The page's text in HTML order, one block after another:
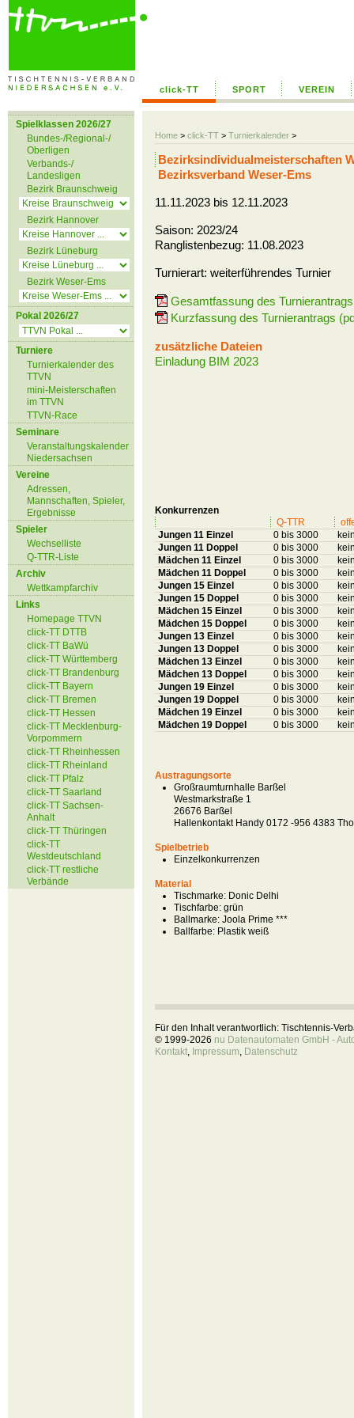
click-TT SPORT VEREIN
Home > click-TT > Turnierkalender >
Spielklassen 2026/27
Bundes-/Regional-/
Oberligen
Verbands-/
Landesligen
Bezirk Braunschweig
Bezirk Hannover
Bezirk Lüneburg
Bezirk Weser-Ems
Pokal 2026/27
Turniere
Turnierkalender des
TTVN
mini-Meisterschaften
im TTVN
TTVN-Race
Seminare
Veranstaltungskalender
Niedersachsen
Vereine
Adressen,
Mannschaften, Spieler,
Ergebnisse
Spieler
Wechselliste
Q-TTR-Liste
Archiv
Wettkampfarchiv
Links
Homepage TTVN
click-TT DTTB
click-TT BaWü
click-TT Württemberg
click-TT Brandenburg
click-TT Bayern
click-TT Bremen
click-TT Hessen
click-TT Mecklenburg-
Vorpommern
click-TT Rheinhessen
click-TT Rheinland
click-TT Pfalz
click-TT Saarland
click-TT Sachsen-
Anhalt
click-TT Thüringen
click-TT
Westdeutschland
click-TT restliche
Verbände
Bezirksindividualmeisterschaften
Bezirksverband Weser-Ems
11.11.2023 bis 12.11.2023
Saison: 2023/24
Ranglistenbezug: 11.08.2023
Turnierart: weiterführendes Turnier
Gesamtfassung des
Kurzfassung des Turnierantrags
zusätzliche Dateien
Einladung BIM 2023
Konkurrenzen
Q-TTR
Jungen 11 Einzel
0 bis 3000
Jungen 11 Doppel
0 bis 3000
Mädchen 11 Einzel
0 bis 3000
Mädchen 11 Doppel
0 bis 3000
Jungen 15 Einzel
0 bis 3000
Jungen 15 Doppel
0 bis 3000
Mädchen 15 Einzel
0 bis 3000
Mädchen 15 Doppel
0 bis 3000
Jungen 13 Einzel
0 bis 3000
Jungen 13 Doppel
0 bis 3000
Mädchen 13 Einzel
0 bis 3000
Mädchen 13 Doppel
0 bis 3000
Jungen 19 Einzel
0 bis 3000
Jungen 19 Doppel
0 bis 3000
Mädchen 19 Einzel
0 bis 3000
Mädchen 19 Doppel
0 bis 3000
Austragungsorte
Großraumturnhalle Barßel
Westmarkstraße 1
26676 Barßel
Hallenkontakt Handy 0172 -956 4383
Spielbetrieb
Einzelkonkurrenzen
Material
Tischmarke: Donic Delhi
Tischfarbe: grün
Ballmarke: Joola Prime ***
Ballfarbe: Plastik weiß
Für den Inhalt verantwortlich: Tischtennis-
© 1999-2026 nu Datenautomaten GmbH -
Kontakt, Impressum, Datenschutz